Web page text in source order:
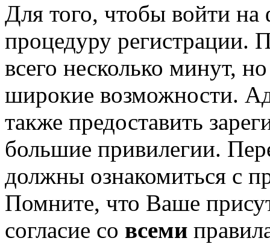
Для того, чтобы войти
процедуру регистрации.
всего несколько минут,
широкие возможности.
также предоставить
большие привилегии.
должны ознакомиться с
Помните, что Ваше
согласие со всеми